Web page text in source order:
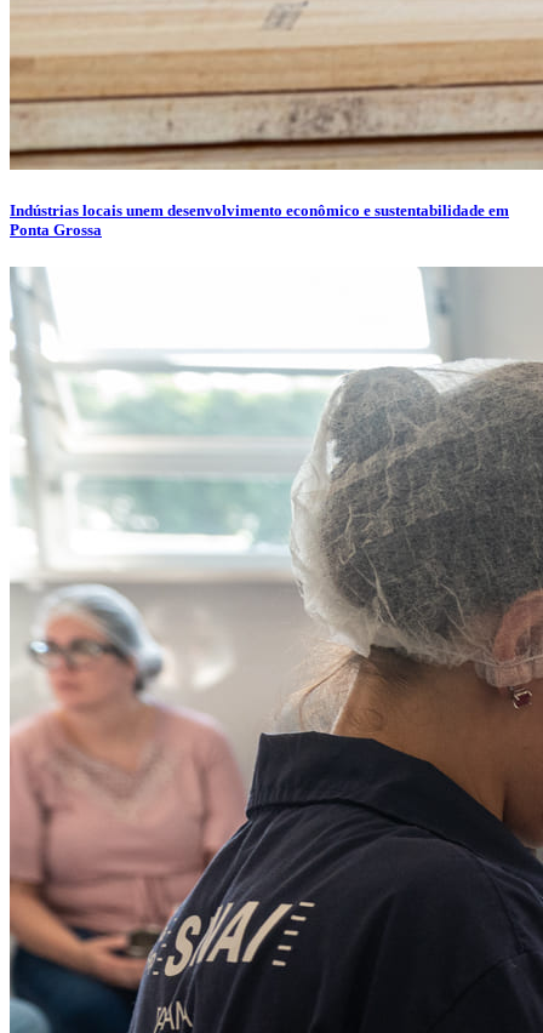
Indústrias locais unem desenvolvimento econômico e sustentabilidade em
Ponta Grossa